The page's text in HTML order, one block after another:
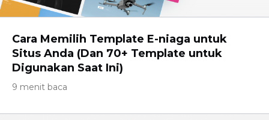
Cara Memilih Template E-niaga untuk
Situs Anda (Dan 70+ Template untuk
Digunakan Saat Ini)
9 menit baca